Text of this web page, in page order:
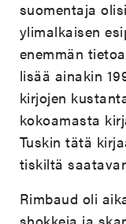
suomentaja
ylimalkaisen
enemmän
lisää ainakin
kirjojen
kokoamasta
Tuskin tätä
tiskiltä
Rimbaud oli